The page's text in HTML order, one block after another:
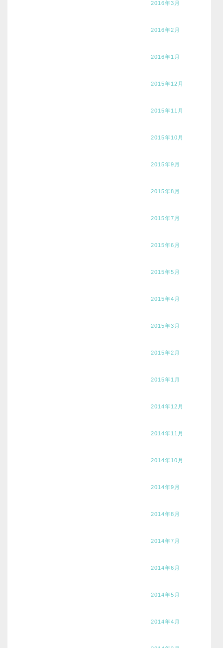
2016年3月
2016年2月
2016年1月
2015年12月
2015年11月
2015年10月
2015年9月
2015年8月
2015年7月
2015年6月
2015年5月
2015年4月
2015年3月
2015年2月
2015年1月
2014年12月
2014年11月
2014年10月
2014年9月
2014年8月
2014年7月
2014年6月
2014年5月
2014年4月